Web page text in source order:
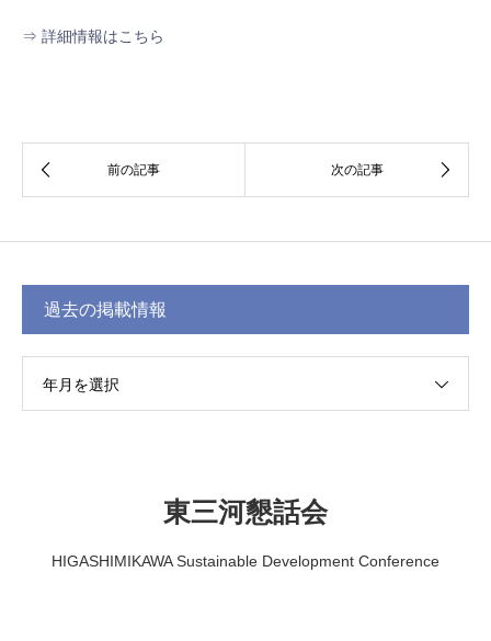
⇒ 詳細情報はこちら
過去の掲載情報
年月を選択
東三河懇話会
HIGASHIMIKAWA Sustainable Development Conference